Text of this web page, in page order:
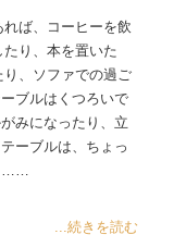
ば、コーヒーを飲
り、本を置いた
り、ソファでの過ご
ブルはくつろいで
みになったり、立
ーブルは、ちょっ
……
...続きを読む